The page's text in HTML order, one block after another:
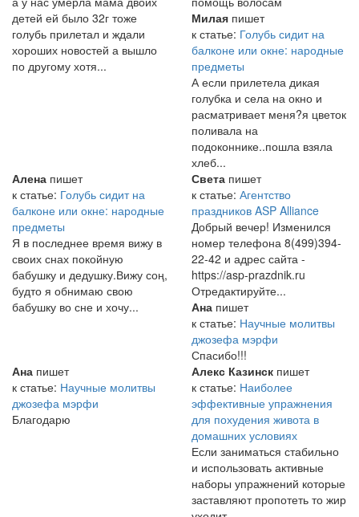
детей ей было 32г тоже
голубь прилетал и ждали
хороших новостей а вышло
по другому хотя...
Милая пишет
к статье: Голубь сидит на
балконе или окне: народные
предметы
А если прилетела дикая
голубка и села на окно и
расматривает меня?я цветок
поливала на
подоконнике..пошла взяла
хлеб...
Алена пишет
к статье: Голубь сидит на
балконе или окне: народные
предметы
Я в последнее время вижу в
своих снах покойную
бабушку и дедушку.Вижу соң,
будто я обнимаю свою
бабушку во сне и хочу...
Света пишет
к статье: Агентство
праздников ASP Alliance
Добрый вечер! Изменился
номер телефона 8(499)394-
22-42 и адрес сайта -
https://asp-prazdnik.ru
Отредактируйте...
Ана пишет
к статье: Научные молитвы
джозефа мэрфи
Спасибо!!!
Ана пишет
к статье: Научные молитвы
джозефа мэрфи
Благодарю
Алекс Казинск пишет
к статье: Наиболее
эффективные упражнения
для похудения живота в
домашних условиях
Если заниматься стабильно
и использовать активные
наборы упражнений которые
заставляют пропотеть то жир